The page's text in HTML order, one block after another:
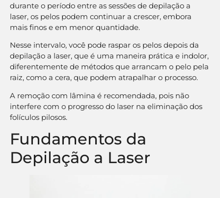
durante o período entre as sessões de depilação a
laser, os pelos podem continuar a crescer, embora
mais finos e em menor quantidade.
Nesse intervalo, você pode raspar os pelos depois da
depilação a laser, que é uma maneira prática e indolor,
diferentemente de métodos que arrancam o pelo pela
raiz, como a cera, que podem atrapalhar o processo.
A remoção com lâmina é recomendada, pois não
interfere com o progresso do laser na eliminação dos
folículos pilosos.
Fundamentos da
Depilação a Laser